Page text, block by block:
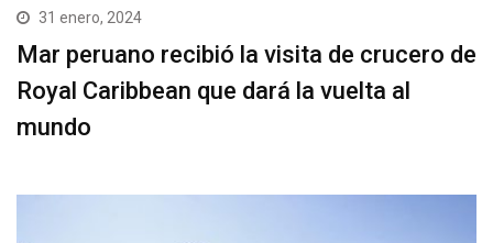
31 enero, 2024
Mar peruano recibió la visita de crucero de
Royal Caribbean que dará la vuelta al
mundo